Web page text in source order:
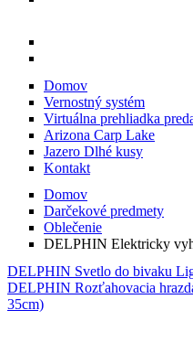
Domov
Vernostný systém
Virtuálna prehliadka
Arizona Carp Lake
Jazero Dlhé kusy
Kontakt
Domov
Darčekové predmety
Oblečenie
DELPHIN Elektricky
DELPHIN Svetlo do bivaku
DELPHIN Rozťahovacia
35cm)